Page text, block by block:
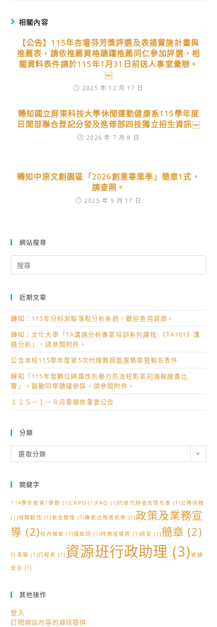
相關內容
【公告】115年杏壇芬芳獎評選及表揚實施計畫與
推薦表，請依推薦資格踴躍推薦同仁參加評選，相
關資料表件請於115年1月31日前送人事室彙辦。
￼
2025 年 12 月 17 日
轉知國立屏東科技大學休閒運動健康系115學年度
日間部聯合登記分發及進修部四技獨立招生資訊￼
2026 年 7 月 8 日
轉知中原文創園區「2026創意畢業季」簡章1式，
請查照。
2025 年 9 月 17 日
網站搜尋
for:
近期文章
轉知：115年分科測驗落點分析系統，歡迎善用資源。
轉知：文化大學「TA溝通分析專業培訓系列課程-《TA101》溝
通分析」，請參閱附件。
公告本校115學年度第5次代理教師甄選簡章暨報名表件
轉知「115年度數位網路性別暴力防治短影音記海報繪畫比
賽」，鼓勵同學踴躍參與，請參閱附件。
１１５－１－８月重補修重要公告
分類
類
選取分類
關鍵字
114學年度第1學期 (1)CRPD (1)FAQ (1)代收代辦收支情形表 (1)公務信箱
(1)城鎮韌性 (1)安全管理 (1)審查合格者名單 (1)政策及業務宣
導 (2)校內規章 (1)檔案局 (1)特教宣導週 (1)研習 (1) 簡章 (2)
行事曆 (1)行程表 (1)資源班行政助理 (3)資通
安全 (1)
其他操作
登入
訂閱網站內容的資訊提供